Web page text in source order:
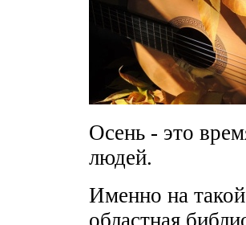
Осень - это
людей.
Именно на